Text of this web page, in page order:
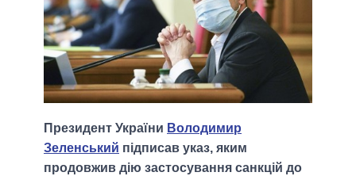
Президент України Володимир
Зеленський підписав указ, яким
продовжив дію застосування санкцій до